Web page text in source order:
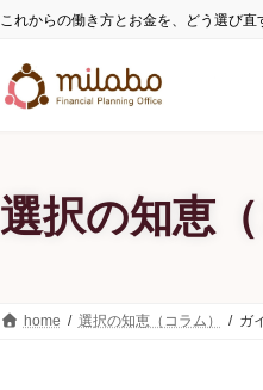
これからの働き方とお金を、どう選び
選択の知恵（
home 選択の知恵（コラム） ガ